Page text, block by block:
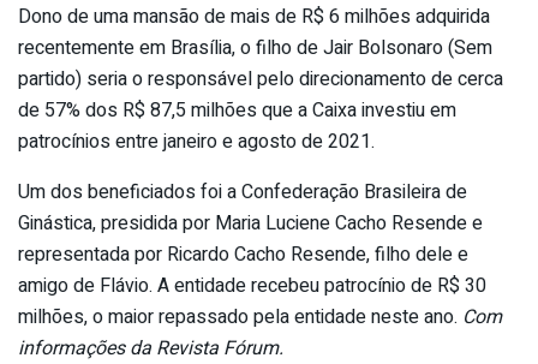
Dono de uma mansão de mais de R$ 6 milhões adquirida
recentemente em Brasília, o filho de Jair Bolsonaro (Sem
partido) seria o responsável pelo direcionamento de cerca
de 57% dos R$ 87,5 milhões que a Caixa investiu em
patrocínios entre janeiro e agosto de 2021.
Um dos beneficiados foi a Confederação Brasileira de
Ginástica, presidida por Maria Luciene Cacho Resende e
representada por Ricardo Cacho Resende, filho dele e
amigo de Flávio. A entidade recebeu patrocínio de R$ 30
milhões, o maior repassado pela entidade neste ano. Com
informações da Revista Fórum.